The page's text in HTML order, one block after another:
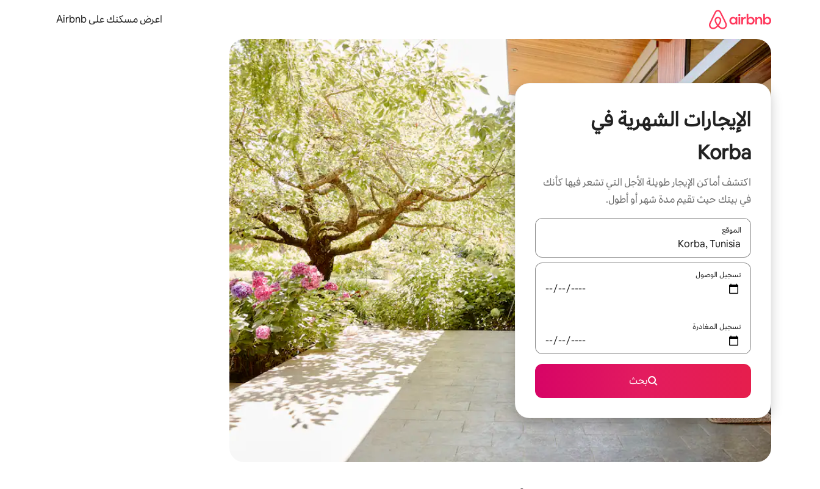
اعرض مسكنك على Airbnb
الإيجارات الشهرية في
Korba
اكتشف أماكن الإيجار طويلة الأجل التي تشعر فيها كأنك
في بيتك حيث تقيم مدة شهر أو أطول.
الموقع
عند توفر النتائج، انتقل باستخدام السهمين لأعلى ولأسفل أو استكشف عن طريق اللمس أو السحب.
تسجيل الوصول
تسجيل المغادرة
بحث